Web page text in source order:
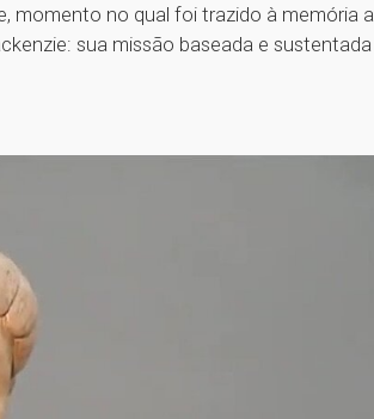
momento no qual foi trazido à memória a
sua missão baseada e sustentada